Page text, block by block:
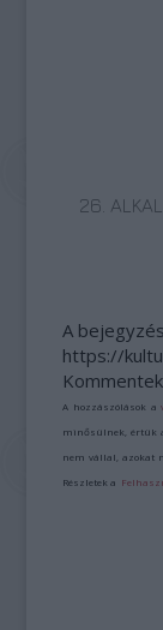
26.
A
https://
A hozzászólások a
minősülnek, értük
nem vállal, azokat
Részletek a